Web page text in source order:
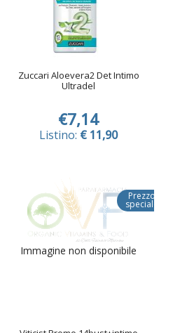
Zuccari Aloevera2 Det Intimo
Ultradel
€7,14
Listino: € 11,90
Immagine non disponibile
Prezzo
speciale